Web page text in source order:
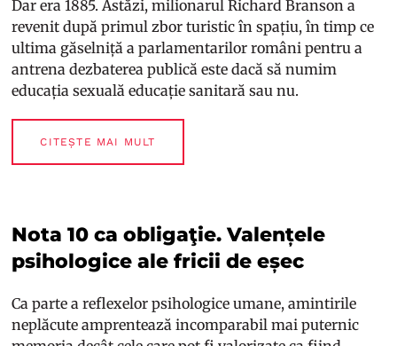
Dar era 1885. Astăzi, milionarul Richard Branson a
revenit după primul zbor turistic în spațiu, în timp ce
ultima găselniță a parlamentarilor români pentru a
antrena dezbaterea publică este dacă să numim
educația sexuală educație sanitară sau nu.
CITEȘTE MAI MULT
Nota 10 ca obligaţie. Valențele
psihologice ale fricii de eșec
Ca parte a reflexelor psihologice umane, amintirile
neplăcute amprentează incomparabil mai puternic